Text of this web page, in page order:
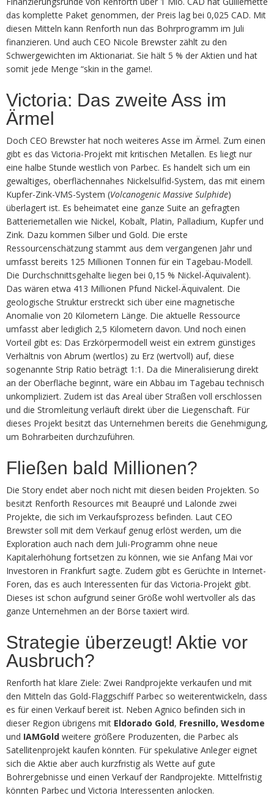
das komplette Paket genommen, der Preis lag bei 0,025 CAD. Mit
diesen Mitteln kann Renforth nun das Bohrprogramm im Juli
finanzieren. Und auch CEO Nicole Brewster zählt zu den
Schwergewichten im Aktionariat. Sie hält 5 % der Aktien und hat
somit jede Menge “skin in the game!.
Victoria: Das zweite Ass im
Ärmel
Doch CEO Brewster hat noch weiteres Asse im Ärmel. Zum einen
gibt es das Victoria-Projekt mit kritischen Metallen. Es liegt nur
eine halbe Stunde westlich von Parbec. Es handelt sich um ein
gewaltiges, oberflächennahes Nickelsulfid-System, das mit einem
Kupfer-Zink-VMS-System (Volcanogenic Massive Sulphide)
überlagert ist. Es beheimatet eine ganze Suite an gefragten
Batteriemetallen wie Nickel, Kobalt, Platin, Palladium, Kupfer und
Zink. Dazu kommen Silber und Gold. Die erste
Ressourcenschätzung stammt aus dem vergangenen Jahr und
umfasst bereits 125 Millionen Tonnen für ein Tagebau-Modell.
Die Durchschnittsgehalte liegen bei 0,15 % Nickel-Äquivalent).
Das wären etwa 413 Millionen Pfund Nickel-Äquivalent. Die
geologische Struktur erstreckt sich über eine magnetische
Anomalie von 20 Kilometern Länge. Die aktuelle Ressource
umfasst aber lediglich 2,5 Kilometern davon. Und noch einen
Vorteil gibt es: Das Erzkörpermodell weist ein extrem günstiges
Verhältnis von Abrum (wertlos) zu Erz (wertvoll) auf, diese
sogenannte Strip Ratio beträgt 1:1. Da die Mineralisierung direkt
an der Oberfläche beginnt, wäre ein Abbau im Tagebau technisch
unkompliziert. Zudem ist das Areal über Straßen voll erschlossen
und die Stromleitung verläuft direkt über die Liegenschaft. Für
dieses Projekt besitzt das Unternehmen bereits die Genehmigung,
um Bohrarbeiten durchzuführen.
Fließen bald Millionen?
Die Story endet aber noch nicht mit diesen beiden Projekten. So
besitzt Renforth Resources mit Beaupré und Lalonde zwei
Projekte, die sich im Verkaufsprozess befinden. Laut CEO
Brewster soll mit dem Verkauf genug erlöst werden, um die
Exploration auch nach dem Juli-Programm ohne neue
Kapitalerhöhung fortsetzen zu können, wie sie Anfang Mai vor
Investoren in Frankfurt sagte. Zudem gibt es Gerüchte in Internet-
Foren, das es auch Interessenten für das Victoria-Projekt gibt.
Dieses ist schon aufgrund seiner Größe wohl wertvoller als das
ganze Unternehmen an der Börse taxiert wird.
Strategie überzeugt! Aktie vor
Ausbruch?
Renforth hat klare Ziele: Zwei Randprojekte verkaufen und mit
den Mitteln das Gold-Flaggschiff Parbec so weiterentwickeln, dass
es für einen Verkauf bereit ist. Neben Agnico befinden sich in
dieser Region übrigens mit Eldorado Gold, Fresnillo, Wesdome
und IAMGold weitere größere Produzenten, die Parbec als
Satellitenprojekt kaufen könnten. Für spekulative Anleger eignet
sich die Aktie aber auch kurzfristig als Wette auf gute
Bohrergebnisse und einen Verkauf der Randprojekte. Mittelfristig
könnten Parbec und Victoria Interessenten anlocken.